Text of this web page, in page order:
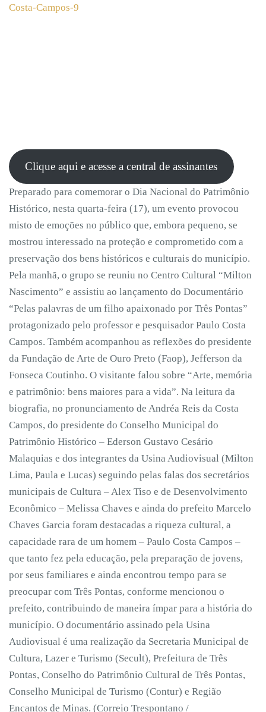
Clique aqui e acesse a central de assinantes
Preparado para comemorar o Dia Nacional do Patrimônio
Histórico, nesta quarta-feira (17), um evento provocou
misto de emoções no público que, embora pequeno, se
mostrou interessado na proteção e comprometido com a
preservação dos bens históricos e culturais do município.
Pela manhã, o grupo se reuniu no Centro Cultural “Milton
Nascimento” e assistiu ao lançamento do Documentário
“Pelas palavras de um filho apaixonado por Três Pontas”
protagonizado pelo professor e pesquisador Paulo Costa
Campos. Também acompanhou as reflexões do presidente
da Fundação de Arte de Ouro Preto (Faop), Jefferson da
Fonseca Coutinho. O visitante falou sobre “Arte, memória
e patrimônio: bens maiores para a vida”. Na leitura da
biografia, no pronunciamento de Andréa Reis da Costa
Campos, do presidente do Conselho Municipal do
Patrimônio Histórico – Ederson Gustavo Cesário
Malaquias e dos integrantes da Usina Audiovisual (Milton
Lima, Paula e Lucas) seguindo pelas falas dos secretários
municipais de Cultura – Alex Tiso e de Desenvolvimento
Econômico – Melissa Chaves e ainda do prefeito Marcelo
Chaves Garcia foram destacadas a riqueza cultural, a
capacidade rara de um homem – Paulo Costa Campos –
que tanto fez pela educação, pela preparação de jovens,
por seus familiares e ainda encontrou tempo para se
preocupar com Três Pontas, conforme mencionou o
prefeito, contribuindo de maneira ímpar para a história do
município. O documentário assinado pela Usina
Audiovisual é uma realização da Secretaria Municipal de
Cultura, Lazer e Turismo (Secult), Prefeitura de Três
Pontas, Conselho do Patrimônio Cultural de Três Pontas,
Conselho Municipal de Turismo (Contur) e Região
Encantos de Minas. (Correio Trespontano /